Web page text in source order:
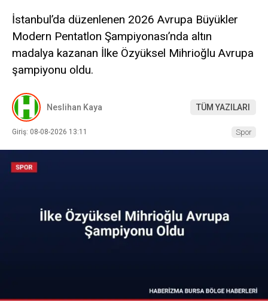
İstanbul’da düzenlenen 2026 Avrupa Büyükler
Modern Pentatlon Şampiyonası’nda altın
madalya kazanan İlke Özyüksel Mihrioğlu Avrupa
şampiyonu oldu.
Neslihan Kaya TÜM YAZILARI
Giriş: 08-08-2026 13:11 Spor